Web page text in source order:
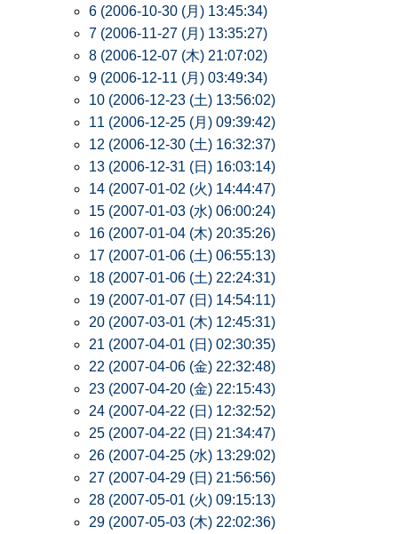
6 (2006-10-30 (月) 13:45:34)
7 (2006-11-27 (月) 13:35:27)
8 (2006-12-07 (木) 21:07:02)
9 (2006-12-11 (月) 03:49:34)
10 (2006-12-23 (土) 13:56:02)
11 (2006-12-25 (月) 09:39:42)
12 (2006-12-30 (土) 16:32:37)
13 (2006-12-31 (日) 16:03:14)
14 (2007-01-02 (火) 14:44:47)
15 (2007-01-03 (水) 06:00:24)
16 (2007-01-04 (木) 20:35:26)
17 (2007-01-06 (土) 06:55:13)
18 (2007-01-06 (土) 22:24:31)
19 (2007-01-07 (日) 14:54:11)
20 (2007-03-01 (木) 12:45:31)
21 (2007-04-01 (日) 02:30:35)
22 (2007-04-06 (金) 22:32:48)
23 (2007-04-20 (金) 22:15:43)
24 (2007-04-22 (日) 12:32:52)
25 (2007-04-22 (日) 21:34:47)
26 (2007-04-25 (水) 13:29:02)
27 (2007-04-29 (日) 21:56:56)
28 (2007-05-01 (火) 09:15:13)
29 (2007-05-03 (木) 22:02:36)